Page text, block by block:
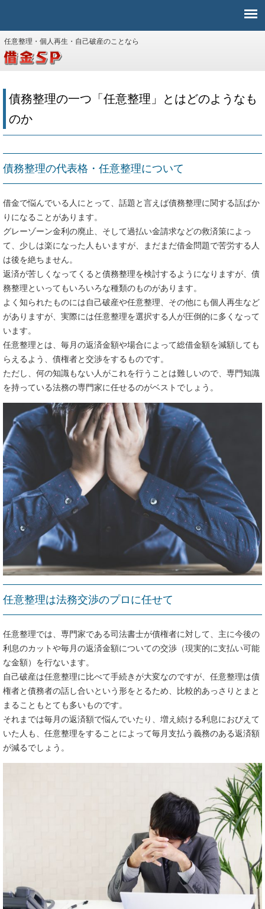
任意整理・個人再生・自己破産のことなら
債務整理の一つ「任意整理」とはどのようなも
のか
債務整理の代表格・任意整理について
借金で悩んでいる人にとって、話題と言えば債務整理に関する話ばか
りになることがあります。
グレーゾーン金利の廃止、そして過払い金請求などの救済策によっ
て、少しは楽になった人もいますが、まだまだ借金問題で苦労する人
は後を絶ちません。
返済が苦しくなってくると債務整理を検討するようになりますが、債
務整理といってもいろいろな種類のものがあります。
よく知られたものには自己破産や任意整理、その他にも個人再生など
がありますが、実際には任意整理を選択する人が圧倒的に多くなって
います。
任意整理とは、毎月の返済金額や場合によって総借金額を減額しても
らえるよう、債権者と交渉をするものです。
ただし、何の知識もない人がこれを行うことは難しいので、専門知識
を持っている法務の専門家に任せるのがベストでしょう。
任意整理は法務交渉のプロに任せて
任意整理では、専門家である司法書士が債権者に対して、主に今後の
利息のカットや毎月の返済金額についての交渉（現実的に支払い可能
な金額）を行ないます。
自己破産は任意整理に比べて手続きが大変なのですが、任意整理は債
権者と債務者の話し合いという形をとるため、比較的あっさりとまと
まることもとても多いものです。
それまでは毎月の返済額で悩んでいたり、増え続ける利息におびえて
いた人も、任意整理をすることによって毎月支払う義務のある返済額
が減るでしょう。